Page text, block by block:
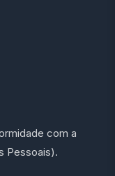
com a
Pessoais).